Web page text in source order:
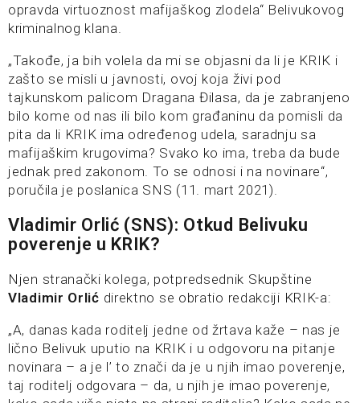
opravda virtuoznost mafijaškog zlodela“ Belivukovog
kriminalnog klana.
„Takođe, ja bih volela da mi se objasni da li je KRIK i
zašto se misli u javnosti, ovoj koja živi pod
tajkunskom palicom Dragana Đilasa, da je zabranjeno
bilo kome od nas ili bilo kom građaninu da pomisli da
pita da li KRIK ima određenog udela, saradnju sa
mafijaškim krugovima? Svako ko ima, treba da bude
jednak pred zakonom. To se odnosi i na novinare“,
poručila je poslanica SNS (11. mart 2021).
Vladimir Orlić (SNS): Otkud Belivuku
poverenje u KRIK?
Njen stranački kolega, potpredsednik Skupštine
Vladimir Orlić direktno se obratio redakciji KRIK-a:
„A, danas kada roditelj jedne od žrtava kaže – nas je
lično Belivuk uputio na KRIK i u odgovoru na pitanje
novinara – a je l’ to znači da je u njih imao poverenje,
taj roditelj odgovara – da, u njih je imao poverenje,